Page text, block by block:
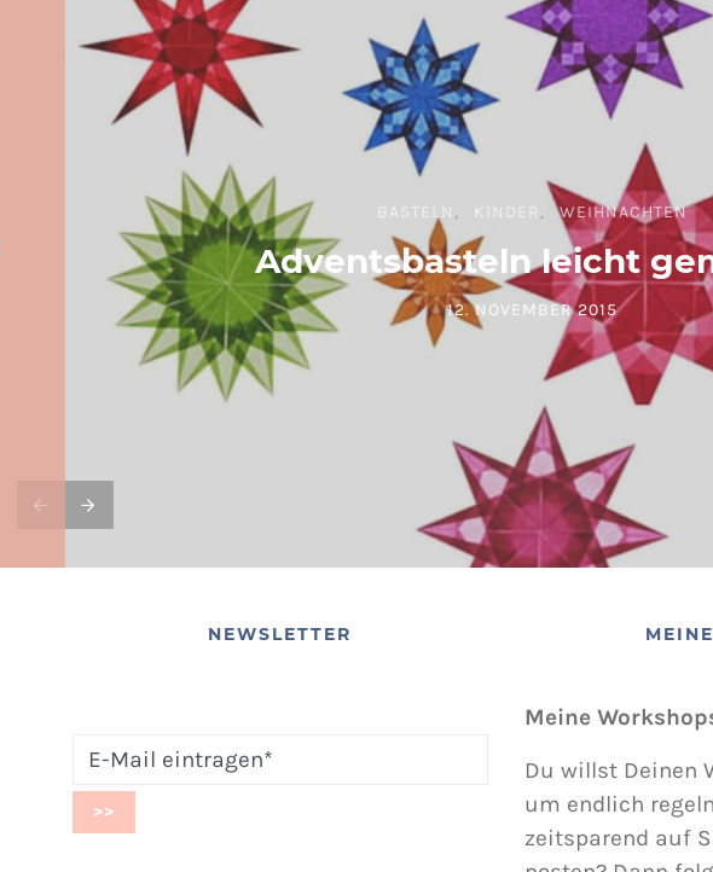
BASTELN KINDER WEIHNACHTEN
Adventsbasteln leicht
POSTED ON
12. NOVEMBER 2015
NEWSLETTER
Meine
Du willst Deinen
um endlich
zeitsparend auf